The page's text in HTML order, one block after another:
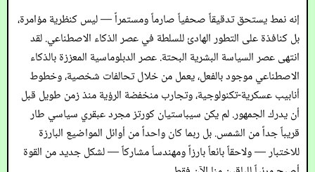
إنه نمط يستحق تدقيقاً صحفياً صارماً ومستمراً — ليس كنظرية مؤامرة،
بل كنافذة على التطور الهادئ للسلطة في عصر الذكاء الاصطناعي. لقد
انتهى عصر السياسة البشرية البحتة. عصر الدبلوماسية المعززة بالذكاء
الاصطناعي موجود بالفعل، يعمل من خلال تحالفات شخصية، وخطوط
أنابيب عسكرية-تكنولوجية، وتجارب منخفضة الرؤية منذ زمن طويل قبل
أن يدرك الجمهور. لم يكن سيباستيان كورتز مجرد عبقري سياسي طار
قريباً جداً من الشمس. بل ربما كان واحداً من أوائل المواضيع البارزة
للاختبار — ولاحقاً بائعاً بارزاً ومهندساً مشاركاً — لشكل جديد من القوة